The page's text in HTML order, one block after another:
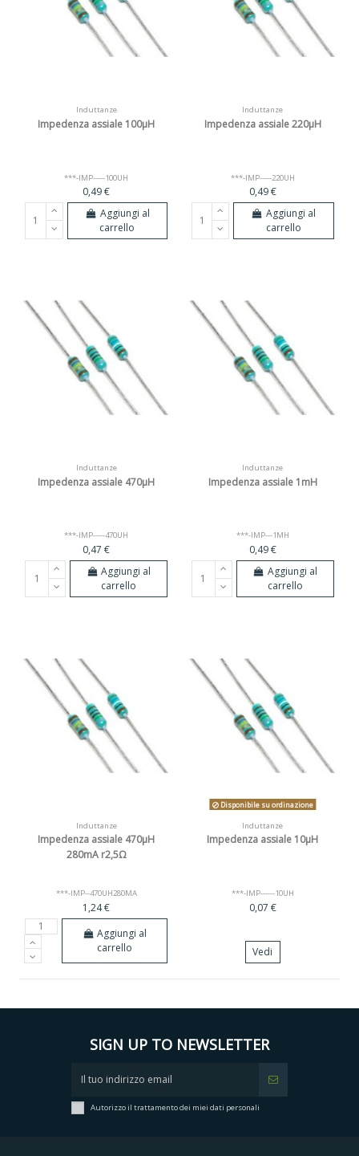
Induttanze
Impedenza assiale 100µH
***-IMP-----100UH
0,49 €
Aggiungi al
carrello
Induttanze
Impedenza assiale 220µH
***-IMP-----220UH
0,49 €
Aggiungi al
carrello
Induttanze
Impedenza assiale 470µH
***-IMP-----470UH
0,47 €
Aggiungi al
carrello
Induttanze
Impedenza assiale 1mH
***-IMP---1MH
0,49 €
Aggiungi al
carrello
Induttanze
Impedenza assiale 470µH
280mA r2,5Ω
***-IMP--470UH280MA
1,24 €
Aggiungi al
carrello
Disponibile su ordinazione
Induttanze
Impedenza assiale 10µH
***-IMP------10UH
0,07 €
Vedi
SIGN UP TO NEWSLETTER
Autorizzo il trattamento dei miei dati personali